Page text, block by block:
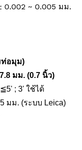
0.002 ~ 0.005 มม.
ท่อมุม)
มม. (0.7 นิ้ว)
≦5' ; 3' ใช้ได้
มม. (ระบบ Leica)